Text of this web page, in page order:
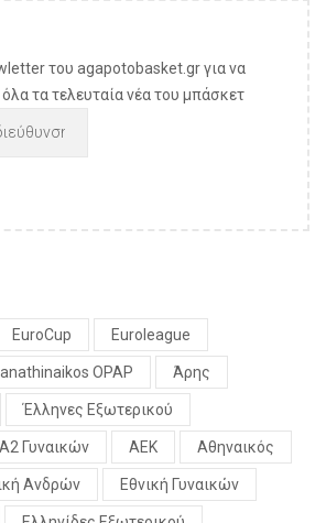
του agapotobasket.gr για να
όλα τα τελευταία νέα του μπάσκετ
EuroCup Euroleague
OPAP Άρης
Έλληνες Εξωτερικού
Α2 Γυναικών ΑΕΚ Αθηναικός
Ανδρών Εθνική Γυναικών